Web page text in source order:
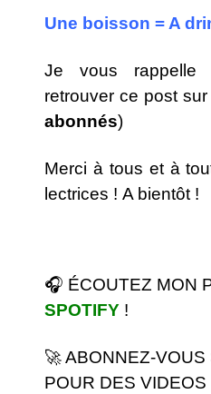
Une boisson = A
Je vous rappelle
retrouver ce post sur
abonnés)
Merci à tous et à
lectrices ! A bientôt !
🎧​ ÉCOUTEZ MON
SPOTIFY !
🚀​ ABONNEZ-VOUS
POUR DES